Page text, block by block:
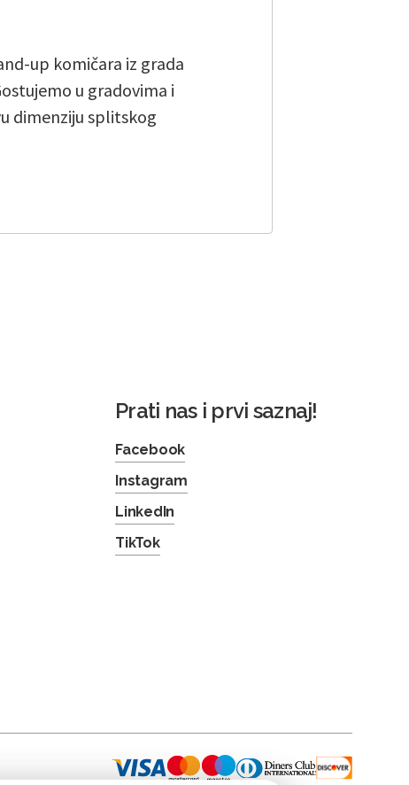
up komičara iz grada
u gradovima i
dimenziju splitskog
Prati nas i prvi saznaj!
Facebook
Instagram
LinkedIn
TikTok